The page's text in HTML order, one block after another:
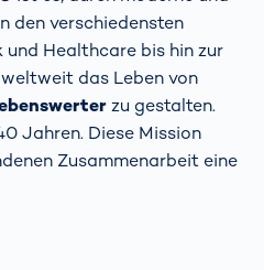
den verschiedensten
Healthcare bis hin zur
das Leben von
zu gestalten.
Jahren. Diese Mission
Zusammenarbeit eine